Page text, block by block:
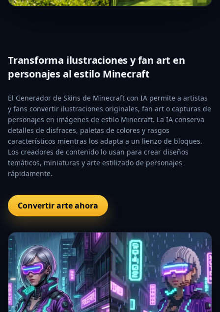
Transforma ilustraciones y fan art en
personajes al estilo Minecraft
El Generador de Skins de Minecraft con IA permite a artistas
y fans convertir ilustraciones originales, fan art o capturas de
personajes en imágenes de estilo Minecraft. La IA conserva
detalles de disfraces, paletas de colores y rasgos
característicos mientras los adapta a un lienzo de bloques.
Los creadores de contenido lo usan para crear diseños
temáticos, miniaturas y arte estilizado de personajes
rápidamente.
Convertir arte ahora